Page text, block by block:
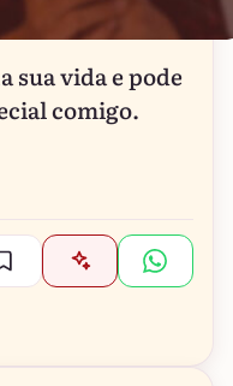
sua vida e pode
comigo.